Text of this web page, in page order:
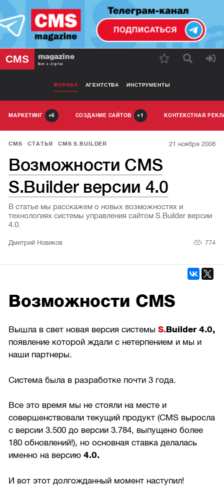
CMS magazine
Все о digital
ЖУРНАЛ АГЕНТСТВА ИНСТРУМЕНТЫ
МАРКЕТИНГ 6 СОЗДАНИЕ САЙТОВ 1 КОНТЕКСТНАЯ
CMS СТАТЬЯ CMS S.BUILDER 21 ноября 2008
Возможности CMS
S.Builder версии 4.0
В статье мы расскажем о новых возможностях и
технологиях системы управления сайтом S.Builder версии
4.0.
Дмитрий Новиков 774
Возможности CMS
Вышла в свет новая версия системыS.Builder 4.0,
появление которой ждали с нетерпением и мы и
наши партнеры.
Система была в разработке почти 3 года.
Все это время мы не стояли на месте и
совершенствовали текущий продукт (CMS выросла
с версии 3.500 до версии 3.784, выпущено более
180 обновлений!), но основная ставка делалась
именно на версию4.0.
И вот этот долгожданный момент наступил!